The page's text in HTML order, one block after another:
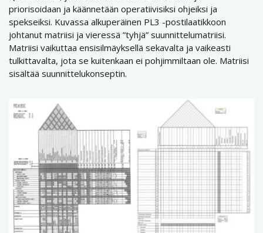
priorisoidaan ja käännetään operatiivisiksi ohjeiksi ja
spekseiksi. Kuvassa alkuperäinen PL3 -postilaatikkoon
johtanut matriisi ja vieressä ”tyhjä” suunnittelumatriisi.
Matriisi vaikuttaa ensisilmäyksellä sekavalta ja vaikeasti
tulkittavalta, jota se kuitenkaan ei pohjimmiltaan ole. Matriisi
sisältää suunnittelukonseptin.